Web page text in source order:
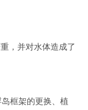
，并对水体造成了
框架的更换、植